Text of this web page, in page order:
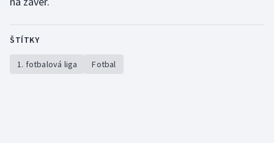
ŠTÍTKY
1. fotbalová liga Fotbal